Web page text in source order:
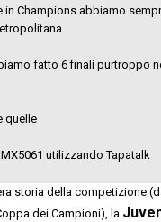
in Champions abbiamo
fatto 6 finali purtroppo
quelle
utilizzando Tapatalk
storia della competizione
dei Campioni), la